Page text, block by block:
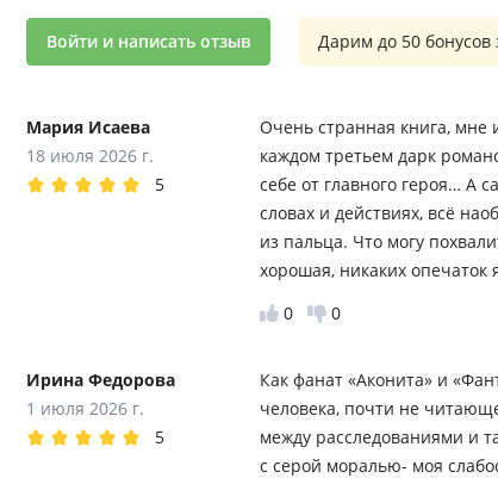
Войти и написать отзыв Дарим до 50 бонусов
Мария Исаева
18 июля 2026 г.
5
Очень странная книга, мне
каждом третьем дарк
себе от главного героя… А
словах и действиях, всё
из пальца. Что могу
хорошая, никаких опечаток
0
0
Ирина Федорова
1 июля 2026 г.
5
Как фанат «Аконита» и
человека, почти не
между расследованиями и
с серой моралью- моя